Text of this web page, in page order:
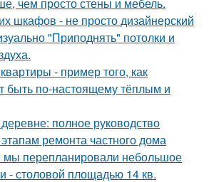
чем просто стены и мебель.
шкафов - не просто дизайнерский
"Приподнять" потолки и
- пример того, как
быть по-настоящему тёплым и
полное руководство
ремонта частного дома
мы перепланировали небольшое
- столовой площадью 14 кв.